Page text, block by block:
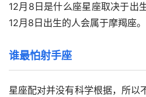
12月8日是什么座星座取决于出
12月8日出生的人会属于摩羯座。
谁最怕射手座
星座配对并没有科学根据，所以